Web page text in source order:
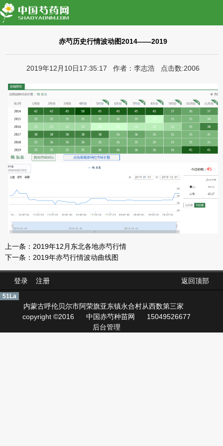
赤芍历史行情波动图2014——2019
2019年12月10日17:35:17 作者：李志浩 点击数:2006
上一条： 2019年12月东北各地赤芍行情
下一条： 2019年赤芍行情波动曲线图
登录 注册 返回顶部
51La
内蒙古呼伦贝尔市阿荣旗亚东镇永合村从西数第三家
copyright ©2016
中国赤芍种苗网
15049526677
后台管理